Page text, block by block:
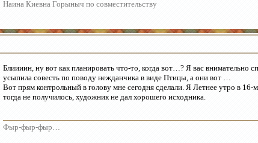
Наина Киевна Горыныч по совместительству
Блиииин, ну вот как планировать что-то, когда вот…? Я вас внимательно
усыпила совесть по поводу нежданчика в виде Птицы, а они вот …
Вот прям контрольный в голову мне сегодня сделали. Я Летнее утро в 16-
тогда не получилось, художник не дал хорошего исходника.
Фыр-фыр-фыр…